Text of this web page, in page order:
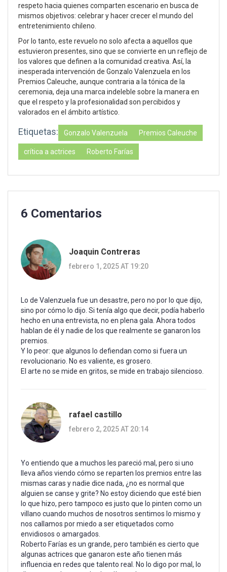
respeto hacia quienes comparten escenario en busca de
mismos objetivos: celebrar y hacer crecer el mundo del
entretenimiento chileno.
Por lo tanto, este revuelo no solo afecta a aquellos que
estuvieron presentes, sino que se convierte en un reflejo de
los valores que definen a la comunidad creativa. Así, la
inesperada intervención de Gonzalo Valenzuela en los
Premios Caleuche, aunque contraria a la tónica de la
ceremonia, deja una marca indeleble sobre la manera en
que el respeto y la profesionalidad son percibidos y
valorados en el ámbito artístico.
Etiquetas: Gonzalo Valenzuela Premios Caleuche
crítica a actrices Roberto Farías
6 Comentarios
Joaquin Contreras
febrero 1, 2025 AT 19:20
Lo de Valenzuela fue un desastre, pero no por lo que dijo,
sino por cómo lo dijo. Si tenía algo que decir, podía haberlo
hecho en una entrevista, no en plena gala. Ahora todos
hablan de él y nadie de los que realmente se ganaron los
premios.
Y lo peor: que algunos lo defiendan como si fuera un
revolucionario. No es valiente, es grosero.
El arte no se mide en gritos, se mide en trabajo silencioso.
rafael castillo
febrero 2, 2025 AT 20:14
Yo entiendo que a muchos les pareció mal, pero si uno
lleva años viendo cómo se reparten los premios entre las
mismas caras y nadie dice nada, ¿no es normal que
alguien se canse y grite? No estoy diciendo que esté bien
lo que hizo, pero tampoco es justo que lo pinten como un
villano cuando muchos de nosotros sentimos lo mismo y
nos callamos por miedo a ser etiquetados como
envidiosos o amargados.
Roberto Farías es un grande, pero también es cierto que
algunas actrices que ganaron este año tienen más
influencia en redes que talento real. No lo digo por mal, lo